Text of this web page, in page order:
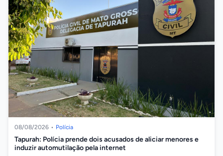
08/08/2026 • Polícia
Tapurah: Polícia prende dois acusados de aliciar menores e
induzir automutilação pela internet